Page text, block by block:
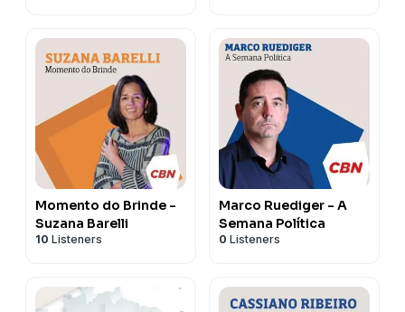
Momento do Brinde -
Suzana Barelli
10 Listeners
Marco Ruediger - A
Semana Política
0 Listeners